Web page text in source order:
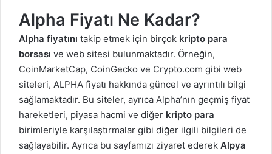
Alpha Fiyatı Ne Kadar?
Alpha fiyatını takip etmek için birçok kripto para
borsası ve web sitesi bulunmaktadır. Örneğin,
CoinMarketCap, CoinGecko ve Crypto.com gibi web
siteleri, ALPHA fiyatı hakkında güncel ve ayrıntılı bilgi
sağlamaktadır. Bu siteler, ayrıca Alpha’nın geçmiş fiyat
hareketleri, piyasa hacmi ve diğer kripto para
birimleriyle karşılaştırmalar gibi diğer ilgili bilgileri de
sağlayabilir. Ayrıca bu sayfamızı ziyaret ederek Alpya